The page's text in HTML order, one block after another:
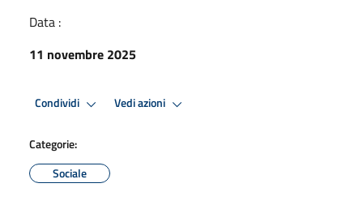
Data :
11 novembre 2025
Condividi Vedi azioni
Categorie:
Sociale